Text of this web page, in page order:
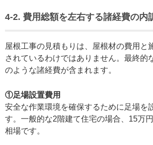
4-2. 費用総額を左右する諸経費の内
屋根工事の見積もりは、屋根材の費用と
されているわけではありません。最終的
のような諸経費が含まれます。
①足場設置費用
安全な作業環境を確保するために足場を
す。一般的な2階建て住宅の場合、15万
相場です。